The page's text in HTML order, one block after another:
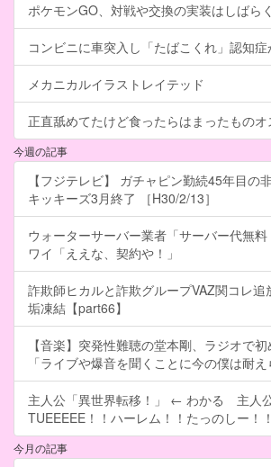
ポケモンGO、対戦や交換の実装はしばら
コンビニに車突入し「たばこくれ」認知症
メカニカルイラストレイテッド
正直舐めてたけど食ったらはまったものオ
今週の記事
【フジテレビ】 ガチャピン勤続45年目
キッキーズ3月終了 ［H30/2/13］
ウォーターサーバー業者「サーバー代無料
ワイ「ええな、契約や！」
詐欺師ヒカルと詐欺グループVAZ関コレ追
垢凍結【part66】
【音楽】突発性難聴の堂本剛、ラジオで
「ライブや爆音を聞くことに今の僕は耐え
主人公「異世界転移！」 ← わかる 主人
TUEEEEE！！ハーレム！！たっのしー！
今月の記事